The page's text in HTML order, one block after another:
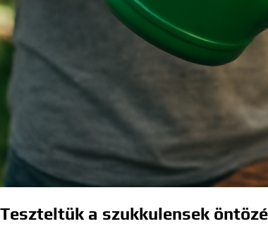
Teszteltük a szukkulensek